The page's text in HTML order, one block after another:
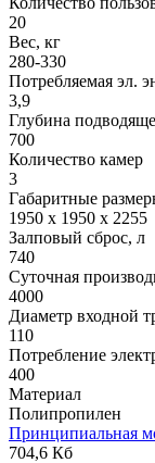
20
Вес, кг
280-330
Потребляемая эл.
3,9
Глубина
700
Количество камер
3
Габаритные
1950 х 1950 х 2255
Залповый сброс, л
740
Суточная
4000
Диаметр входной
110
Потребление
400
Материал
Полипропилен
Принципиальная
704,6 Кб